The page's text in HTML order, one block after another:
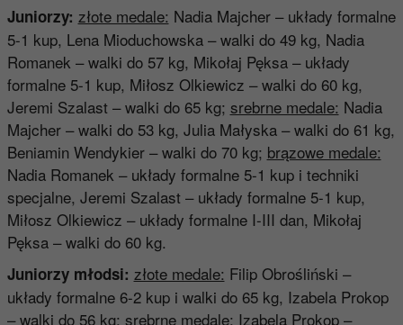
Juniorzy: złote medale: Nadia Majcher – układy formalne
5-1 kup, Lena Mioduchowska – walki do 49 kg, Nadia
Romanek – walki do 57 kg, Mikołaj Pęksa – układy
formalne 5-1 kup, Miłosz Olkiewicz – walki do 60 kg,
Jeremi Szalast – walki do 65 kg; srebrne medale: Nadia
Majcher – walki do 53 kg, Julia Małyska – walki do 61 kg,
Beniamin Wendykier – walki do 70 kg; brązowe medale:
Nadia Romanek – układy formalne 5-1 kup i techniki
specjalne, Jeremi Szalast – układy formalne 5-1 kup,
Miłosz Olkiewicz – układy formalne I-III dan, Mikołaj
Pęksa – walki do 60 kg.
Juniorzy młodsi: złote medale: Filip Obrośliński –
układy formalne 6-2 kup i walki do 65 kg, Izabela Prokop
– walki do 56 kg; srebrne medale: Izabela Prokop –